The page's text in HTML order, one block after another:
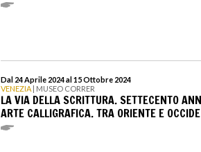
Dal 24 Aprile 2024 al 15 Ottobre 2024
VENEZIA | MUSEO CORRER
LA VIA DELLA SCRITTURA. SETTECENTO
ARTE CALLIGRAFICA. TRA ORIENTE E